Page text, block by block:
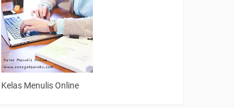
Kelas Menulis Online